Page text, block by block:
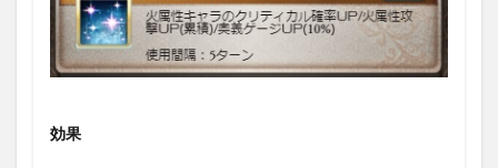
効果